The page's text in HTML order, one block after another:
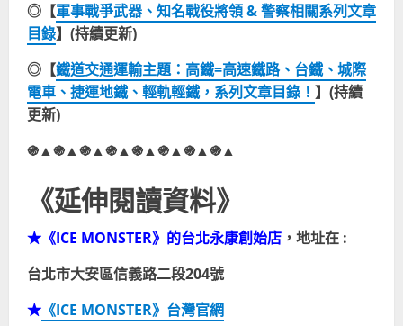
◎【軍事戰爭武器、知名戰役將領 & 警察相關系列文章
目錄】(持續更新)
◎【鐵道交通運輸主題：高鐵=高速鐵路、台鐵、城際
電車、捷運地鐵、輕軌輕鐵，系列文章目錄！ 】(持續
更新)
֍▲֍▲֍▲֍▲֍▲֍▲֍▲֍▲
《延伸閱讀資料》
★《ICE MONSTER》的台北永康創始店 ，地址在 :
台北市大安區信義路二段204號
★ 《ICE MONSTER》台灣官網